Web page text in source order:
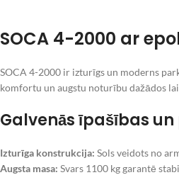
SOCA 4-2000 ar
SOCA 4-2000 ir izturīgs un moderns
komfortu un augstu noturību dažādos
Galvenās īpašības
Izturīga konstrukcija: Sols veidots no
Augsta masa: Svars 1100 kg garantē